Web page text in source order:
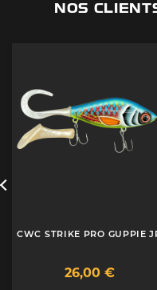
NOS
CWC STRIKE PRO GUPPIE
26,00 €